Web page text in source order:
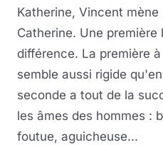
Katherine, Vincent
Catherine. Une
différence. La première
semble aussi rigide
seconde a tout de la
les âmes des hommes :
foutue, aguicheuse...